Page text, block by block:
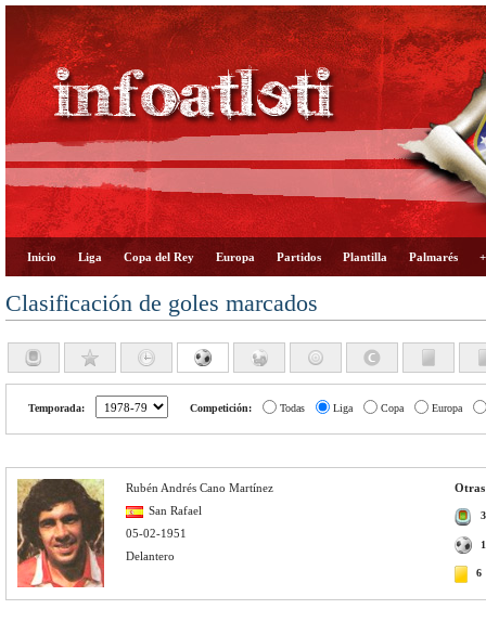
Inicio Liga Copa del Rey Europa Partidos Plantilla Palmarés
Clasificación de goles marcados
Temporada: Competición: Todas Liga Copa Europa
Otras
6
Rubén Andrés Cano Martínez
San Rafael
05-02-1951
Delantero